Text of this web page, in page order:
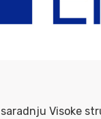
Visoke